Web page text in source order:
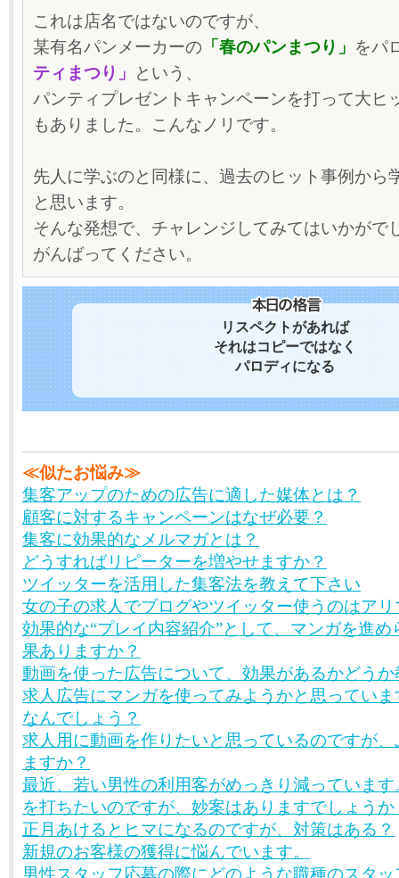
これは店名ではないのですが、
某有名パンメーカーの 「春のパンまつり」 をパ
ティまつり」
という、
パンティプレゼントキャンペーンを打って大ヒ
もありました。こんなノリです。
先人に学ぶのと同様に、過去のヒット事例から
と思います。
そんな発想で、チャレンジしてみてはいかがで
がんばってください。
リスペクトがあれば
それはコピーではなく
パロディになる
≪似たお悩み≫
集客アップのための広告に適した媒体とは？
顧客に対するキャンペーンはなぜ必要？
集客に効果的なメルマガとは？
どうすればリピーターを増やせますか？
ツイッターを活用した集客法を教えて下さい
女の子の求人でブログやツイッター使うのはア
効果的な“プレイ内容紹介”として、マンガを進
果ありますか？
動画を使った広告について、効果があるかどう
求人広告にマンガを使ってみようかと思ってい
なんでしょう？
求人用に動画を作りたいと思っているのですが
ますか？
最近、若い男性の利用客がめっきり減っていま
を打ちたいのですが、妙案はありますでしょうか
正月あけるとヒマになるのですが、対策はある？
新規のお客様の獲得に悩んでいます。
男性スタッフ応募の際にどのような職種のスタ